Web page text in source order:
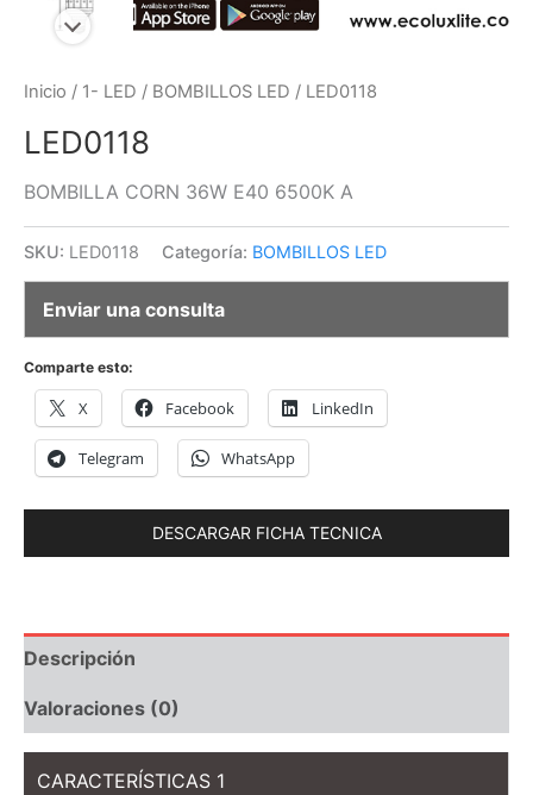
Inicio / 1- LED / BOMBILLOS LED / LED0118
LED0118
BOMBILLA CORN 36W E40 6500K A
SKU: LED0118 Categoría: BOMBILLOS LED
Enviar una consulta
Comparte esto:
X Facebook LinkedIn
Telegram WhatsApp
DESCARGAR FICHA TECNICA
Descripción
Valoraciones (0)
CARACTERÍSTICAS 1